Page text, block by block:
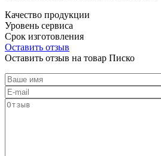
Качество продукции
Уровень сервиса
Срок изготовления
Оставить отзыв
Оставить отзыв на товар Писко